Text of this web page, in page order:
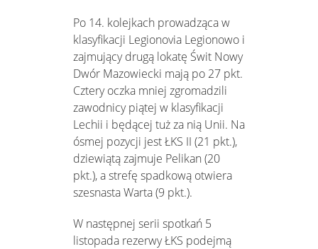
Po 14. kolejkach prowadząca w
klasyfikacji Legionovia Legionowo i
zajmujący drugą lokatę Świt Nowy
Dwór Mazowiecki mają po 27 pkt.
Cztery oczka mniej zgromadzili
zawodnicy piątej w klasyfikacji
Lechii i będącej tuż za nią Unii. Na
ósmej pozycji jest ŁKS II (21 pkt.),
dziewiątą zajmuje Pelikan (20
pkt.), a strefę spadkową otwiera
szesnasta Warta (9 pkt.).
W następnej serii spotkań 5
listopada rezerwy ŁKS podejmą